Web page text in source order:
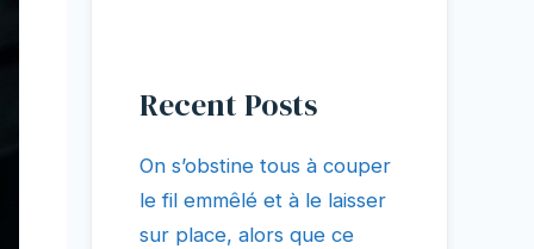
Recent Posts
On s’obstine tous à couper
le fil emmêlé et à le laisser
sur place, alors que ce